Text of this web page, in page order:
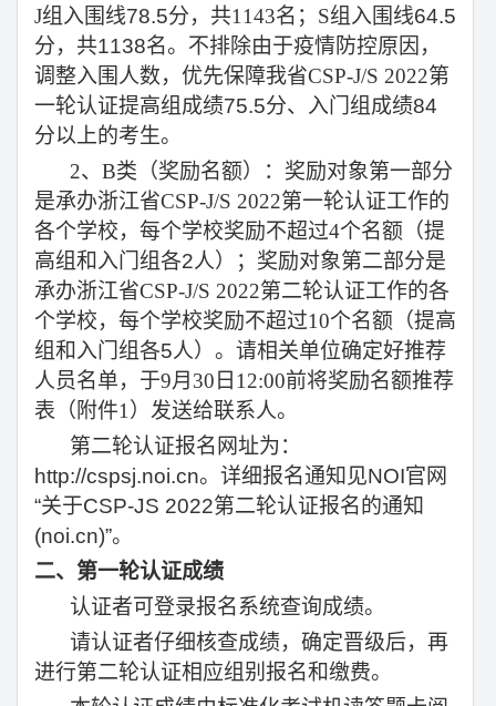
J组入围线78.5分，共1143名； S组入围线64.5
分，共1138名。不排除由于疫情防控原因，
调整入围人数，优先保障我省CSP-J/S 2022第
一轮认证提高组成绩75.5分、入门组成绩84
分以上的考生。
2、 B类（奖励名额）：奖励对象第一部分
是承办浙江省CSP-J/S 2022第一轮认证工作的
各个学校，每个学校奖励不超过4个名额（提
高组和入门组各2人）；奖励对象第二部分是
承办浙江省CSP-J/S 2022第二轮认证工作的各
个学校，每个学校奖励不超过10个名额（提高
组和入门组各5人）。请相关单位确定好推荐
人员名单，于9月 30 日 12:00前将奖励名额推荐
表（附件1）发送给联系人。
第二轮认证报名网址为：
http://cspsj.noi.cn。详细报名通知见NOI官网
“关于CSP-JS 2022第二轮认证报名的通知
(noi.cn)”。
二、第一轮认证成绩
认证者可登录报名系统查询成绩。
请认证者仔细核查成绩，确定晋级后，再
进行第二轮认证相应组别报名和缴费。